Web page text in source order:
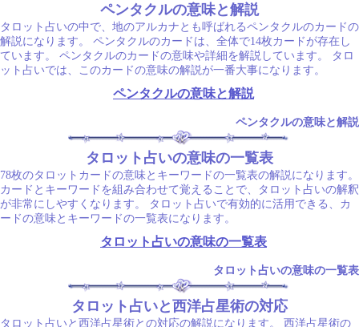
ペンタクルの意味と解説
タロット占いの中で、地のアルカナとも呼ばれるペンタクルのカードの
解説になります。 ペンタクルのカードは、全体で14枚カードが存在し
ています。 ペンタクルのカードの意味や詳細を解説しています。 タロ
ット占いでは、このカードの意味の解説が一番大事になります。
ペンタクルの意味と解説
ペンタクルの意味と解説
タロット占いの意味の一覧表
78枚のタロットカードの意味とキーワードの一覧表の解説になります。
カードとキーワードを組み合わせて覚えることで、タロット占いの解釈
が非常にしやすくなります。 タロット占いで有効的に活用できる、カ
ードの意味とキーワードの一覧表になります。
タロット占いの意味の一覧表
タロット占いの意味の一覧表
タロット占いと西洋占星術の対応
タロット占いと西洋占星術との対応の解説になります。 西洋占星術の